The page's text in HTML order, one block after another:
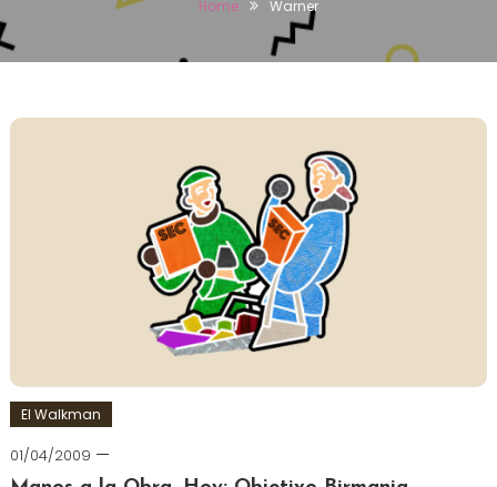
Home Warner
El Walkman
01/04/2009